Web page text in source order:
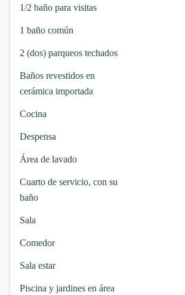
1/2 baño para visitas
1 baño común
2 (dos) parqueos techados
Baños revestidos en
cerámica importada
Cocina
Despensa
Área de lavado
Cuarto de servicio, con su
baño
Sala
Comedor
Sala estar
Piscina y jardines en área